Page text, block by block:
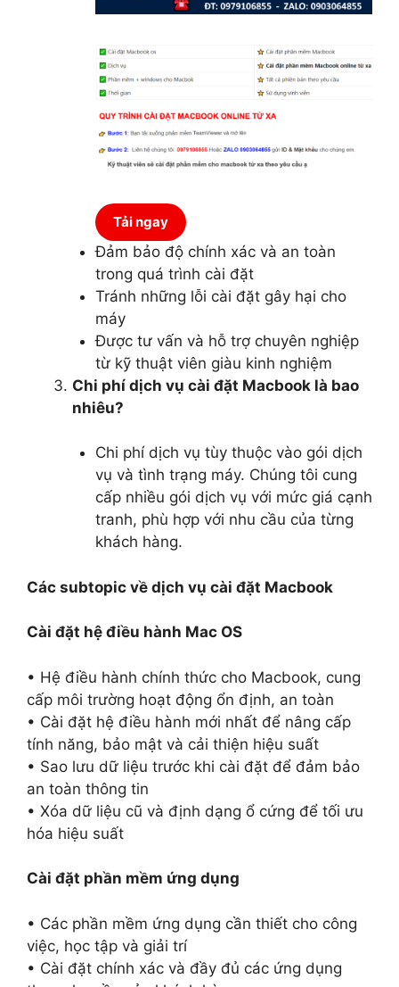
Tải ngay
Đảm bảo độ chính xác và an toàn
trong quá trình cài đặt
Tránh những lỗi cài đặt gây hại cho
máy
Được tư vấn và hỗ trợ chuyên nghiệp
từ kỹ thuật viên giàu kinh nghiệm
Chi phí dịch vụ cài đặt Macbook là bao
nhiêu?
Chi phí dịch vụ tùy thuộc vào gói dịch
vụ và tình trạng máy. Chúng tôi cung
cấp nhiều gói dịch vụ với mức giá cạnh
tranh, phù hợp với nhu cầu của từng
khách hàng.
Các subtopic về dịch vụ cài đặt Macbook
Cài đặt hệ điều hành Mac OS
• Hệ điều hành chính thức cho Macbook, cung
cấp môi trường hoạt động ổn định, an toàn
• Cài đặt hệ điều hành mới nhất để nâng cấp
tính năng, bảo mật và cải thiện hiệu suất
• Sao lưu dữ liệu trước khi cài đặt để đảm bảo
an toàn thông tin
• Xóa dữ liệu cũ và định dạng ổ cứng để tối ưu
hóa hiệu suất
Cài đặt phần mềm ứng dụng
• Các phần mềm ứng dụng cần thiết cho công
việc, học tập và giải trí
• Cài đặt chính xác và đầy đủ các ứng dụng